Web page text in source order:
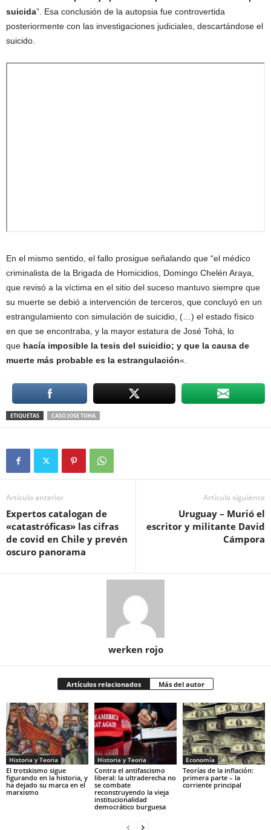
suicida”. Esa conclusión de la autopsia fue controvertida
posteriormente con las investigaciones judiciales, descartándose el
suicido.
En el mismo sentido, el fallo prosigue señalando que “el médico
criminalista de la Brigada de Homicidios, Domingo Chelén Araya,
que revisó a la víctima en el sitio del suceso mantuvo siempre que
su muerte se debió a intervención de terceros, que concluyó en un
estrangulamiento con simulación de suicidio, (…) el estado físico
en que se encontraba, y la mayor estatura de José Tohá, lo
que hacía imposible la tesis del suicidio; y que la causa de
muerte más probable es la estrangulación«.
ETIQUETAS CASO JOSE TOHA
Artículo anterior
Expertos catalogan de
«catastróficas» las cifras
de covid en Chile y prevén
oscuro panorama
Artículo siguiente
Uruguay – Murió el
escritor y militante David
Cámpora
werken rojo
Artículos relacionados Más del autor
Historia y Teoria
El trotskismo sigue
figurando en la historia, y
ha dejado su marca en el
marxismo
Historia y Teoria
Contra el antifascismo
liberal: la ultraderecha no
se combate
reconstruyendo la vieja
institucionalidad
democrático burguesa
Economía
Teorías de la inflación:
primera parte – la
corriente principal